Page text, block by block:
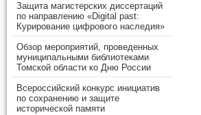
Защита магистерских диссертаций
по направлению «Digital past:
Курирование цифрового наследия»
Обзор мероприятий, проведенных
муниципальными библиотеками
Томской области ко Дню России
Всероссийский конкурс инициатив
по сохранению и защите
исторической памяти